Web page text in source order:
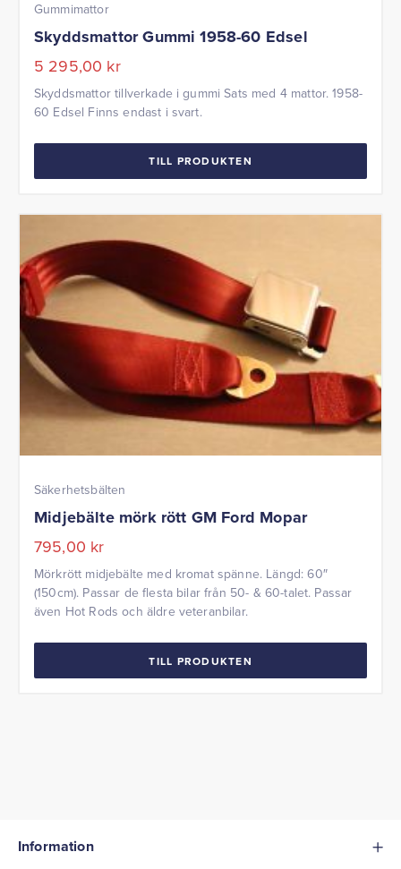
Gummimattor
Skyddsmattor Gummi 1958-60 Edsel
5 295,00 kr
Skyddsmattor tillverkade i gummi Sats med 4 mattor. 1958-
60 Edsel Finns endast i svart.
TILL PRODUKTEN
Säkerhetsbälten
Midjebälte mörk rött GM Ford Mopar
795,00 kr
Mörkrött midjebälte med kromat spänne. Längd: 60″
(150cm). Passar de flesta bilar från 50- & 60-talet. Passar
även Hot Rods och äldre veteranbilar.
TILL PRODUKTEN
Information